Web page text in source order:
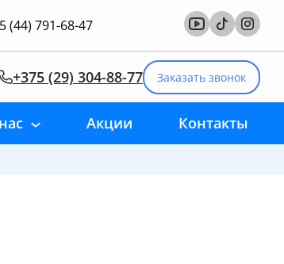
(44) 791-68-47
+375 (29) 304-88-77 Заказать звонок
Акции Контакты